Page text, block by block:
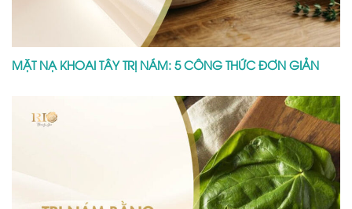
MẶT NẠ KHOAI TÂY TRỊ NÁM: 5 CÔNG THỨC ĐƠN GIẢN